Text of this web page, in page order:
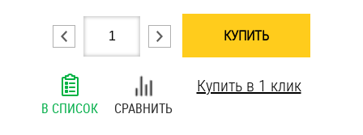
КУПИТЬ
В СПИСОК СРАВНИТЬ
Купить в 1 клик